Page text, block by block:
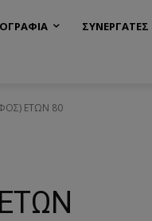
ΣΥΝΕΡΓΑΤΕΣ
ΕΤΩΝ 80